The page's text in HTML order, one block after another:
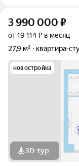
3 990 000 ₽
от 19 114 ₽ в месяц
27,9 м²
квартира-
новостройка
3D-тур